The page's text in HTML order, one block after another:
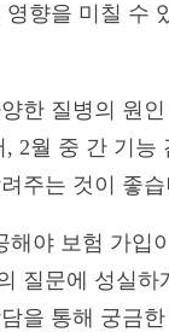
향을 미칠 수
한 질병의 원
2월 중 간 기능
주는 것이 좋
야 보험 가입
질문에 성실하
을 통해 궁금